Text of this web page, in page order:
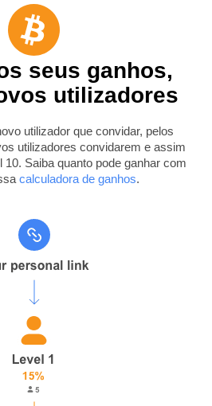
seus ganhos,
utilizadores
utilizador que convidar, pelos
utilizadores convidarem e assim
10. Saiba quanto pode ganhar com
calculadora de ganhos.